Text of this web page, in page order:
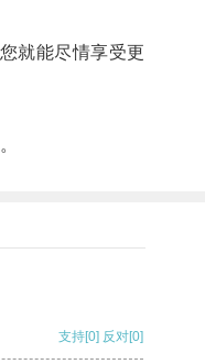
就能尽情享受更
支持[0] 反对[0]